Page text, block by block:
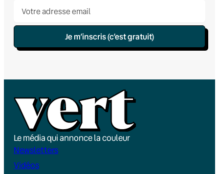
Je m’inscris (c’est gratuit)
Le média qui annonce la couleur
Newsletters
Vidéos